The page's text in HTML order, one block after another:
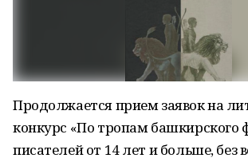
Продолжается прием заявок на
конкурс «По тропам башкирского
писателей от 14 лет и больше, без